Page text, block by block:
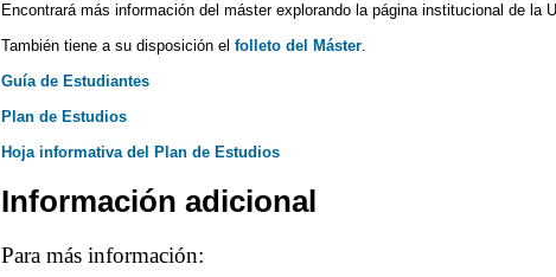
Encontrará más información del máster explorando la página institucional de la
También tiene a su disposición el folleto del Máster.
Guía de Estudiantes
Plan de Estudios
Hoja informativa del Plan de Estudios
Información adicional
Para más información: